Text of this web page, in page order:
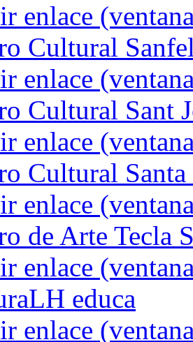
Cultural
Cultural Sant
Cultural
de Arte Tecla
educa